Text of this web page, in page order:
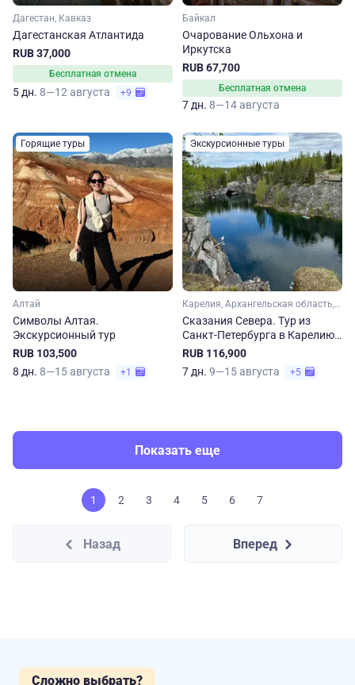
Дагестан, Кавказ
Дагестанская Атлантида
RUB 37,000
Бесплатная отмена
5 дн. 8—12 августа +9
Байкал
Очарование Ольхона и
Иркутска
RUB 67,700
Бесплатная отмена
7 дн. 8—14 августа
Горящие туры
Алтай
Символы Алтая.
Экскурсионный тур
RUB 103,500
8 дн. 8—15 августа +1
Экскурсионные туры
Карелия, Архангельская область, Ленинградская область, Арктика
Сказания Севера. Тур из
Санкт-Петербурга в Карелию
и Соловки
RUB 116,900
7 дн. 9—15 августа +5
Показать еще
1 2 3 4 5 6 7
Назад Вперед
Сложно выбрать?